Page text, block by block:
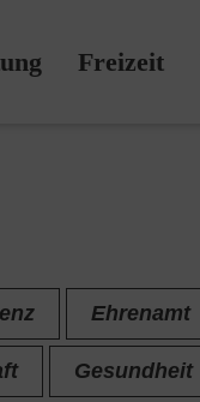
Freizeit
Ehrenamt
Gesundheit